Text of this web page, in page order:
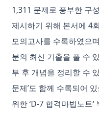
1,311 문제로 풍부한 구
제시하기 위해 본서에 4
모의고사를 수록하였으
분의 최신 기출을 풀 수
부 후 개념을 정리할 수
문제’도 함께 수록되어
위한 ‘D-7 합격마법노트